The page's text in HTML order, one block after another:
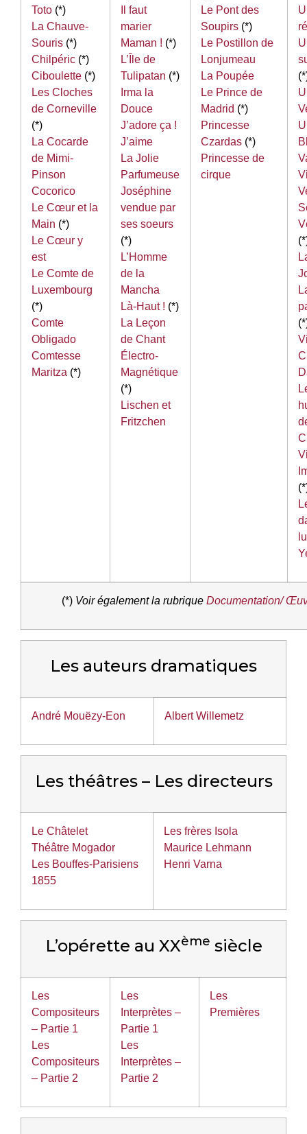
Toto (*)
La Chauve-
Souris (*)
Chilpéric (*)
Ciboulette (*)
Les Cloches
de Corneville
(*)
La Cocarde
de Mimi-
Pinson
Cocorico
Le Cœur et la
Main (*)
Le Cœur y
est
Le Comte de
Luxembourg
(*)
Comte
Obligado
Comtesse
Maritza (*)
Il faut
marier
Maman ! (*)
L’Île de
Tulipatan (*)
Irma la
Douce
J’adore ça !
J’aime
La Jolie
Parfumeuse
Joséphine
vendue par
ses soeurs
(*)
L’Homme
de la
Mancha
Là-Haut ! (*)
La Leçon
de Chant
Électro-
Magnétique
(*)
Lischen et
Fritzchen
Le Pont des
Soupirs (*)
Le Postillon de
Lonjumeau
La Poupée
Le Prince de
Madrid (*)
Princesse
Czardas (*)
Princesse de
cirque
(*) Voir également la rubrique Documentation/
Les auteurs dramatiques
André Mouëzy-Eon Albert Willemetz
Les théâtres – Les directeurs
Le Châtelet
Théâtre Mogador
Les Bouffes-Parisiens
1855
Les frères Isola
Maurice Lehmann
Henri Varna
L’opérette au XXème siècle
Les
Compositeurs
– Partie 1
Les
Compositeurs
– Partie 2
Les
Interprètes –
Partie 1
Les
Interprètes –
Partie 2
Les
Premières